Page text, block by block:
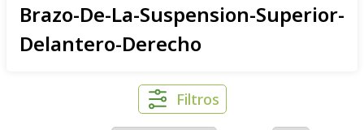
Brazo-De-La-Suspension-Superior-
Delantero-Derecho
Filtros